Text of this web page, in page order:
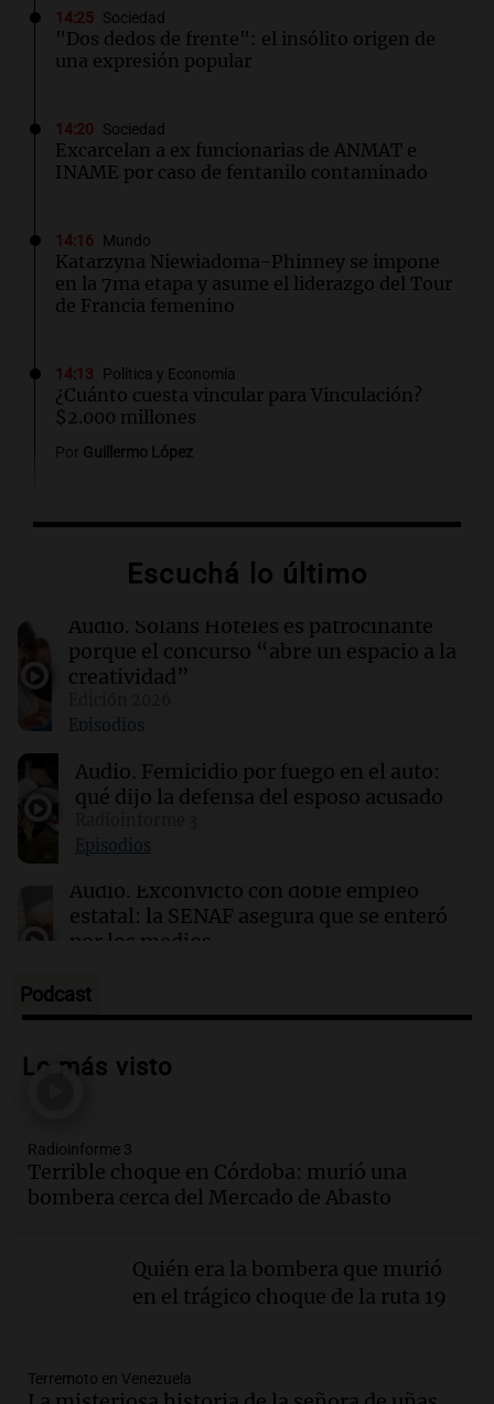
14:25 Sociedad
"Dos dedos de frente": el insólito origen de
una expresión popular
14:20 Sociedad
Excarcelan a ex funcionarias de ANMAT e
INAME por caso de fentanilo contaminado
14:16 Mundo
Katarzyna Niewiadoma-Phinney se impone
en la 7ma etapa y asume el liderazgo del Tour
de Francia femenino
14:13 Política y Economía
¿Cuánto cuesta vincular para Vinculación?
$2.000 millones
Por Guillermo López
Hallaron un cuerpo en el riacho Santa Fe e
14:04 Tecnología
Hackers acceden a datos de clientes de
Framework en un ciberataque masivo
14:03 Tecnología
Cloudflare presenta Kitesurf, un navegador
diseñado para agentes de IA
14:03 Mundo
Familias brasileñas sufren pérdidas de 12.200
millones de dólares por apuestas en línea
Escuchá lo último
Audio. Solans Hoteles es patrocinante
porque el concurso “abre un espacio a la
creatividad”
Episodios
Audio. Femicidio por fuego en el auto:
qué dijo la defensa del esposo acusado
Episodios
Audio. Exconvicto con doble empleo
estatal: la SENAF asegura que se enteró
por los medios
Episodios
Caputo | Por Sergio Suppo
Audio.
interior, no se aten los rulos | Por
Adrián Simioni
Tras atrincherarse, la intendenta
interina de Villa Santa Cruz del Lago
Episodios
Podcast
Lo más visto
Radioinforme 3
Terrible choque en Córdoba: murió una
bombera cerca del Mercado de Abasto
Quién era la bombera que murió
en el trágico choque de la ruta 19
Terremoto en Venezuela